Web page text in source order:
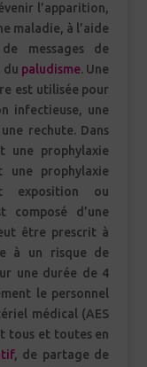
l’apparition,
maladie, à l’aide
messages de
du paludisme. Une
est utilisée pour
infectieuse, une
rechute. Dans
une prophylaxie
prophylaxie
exposition ou
composé d’une
être prescrit à
à un risque de
une durée de 4
le personnel
médical (AES
tous et toutes en
, de partage de